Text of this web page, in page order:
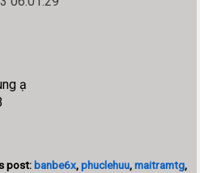
ạ
post: banbe6x,phuclehuu,maitramtg,